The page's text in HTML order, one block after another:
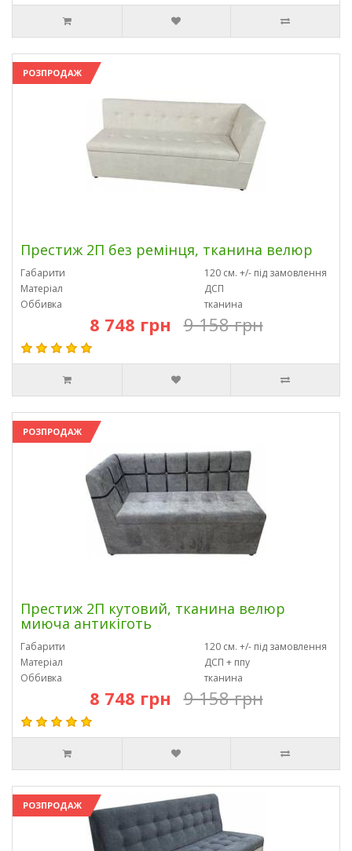
РОЗПРОДАЖ
Престиж 2П без ремінця, тканина велюр
Габарити
120 см. +/- під замовлення
Матеріал
ДСП
Оббивка
тканина
8 748 грн 9 158 грн
РОЗПРОДАЖ
Престиж 2П кутовий, тканина велюр
миюча антикіготь
Габарити
120 см. +/- під замовлення
Матеріал
ДСП + ппу
Оббивка
тканина
8 748 грн 9 158 грн
РОЗПРОДАЖ